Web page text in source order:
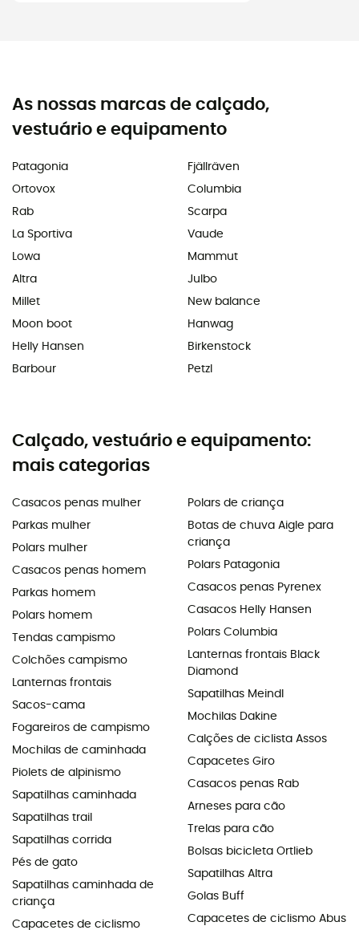
As nossas marcas de calçado,
vestuário e equipamento
Patagonia
Ortovox
Rab
La Sportiva
Lowa
Altra
Millet
Moon boot
Helly Hansen
Barbour
Fjällräven
Columbia
Scarpa
Vaude
Mammut
Julbo
New balance
Hanwag
Birkenstock
Petzl
Calçado, vestuário e equipamento:
mais categorias
Casacos penas mulher
Parkas mulher
Polars mulher
Casacos penas homem
Parkas homem
Polars homem
Tendas campismo
Colchões campismo
Lanternas frontais
Sacos-cama
Fogareiros de campismo
Mochilas de caminhada
Piolets de alpinismo
Sapatilhas caminhada
Sapatilhas trail
Sapatilhas corrida
Pés de gato
Sapatilhas caminhada de
criança
Capacetes de ciclismo
Polars de criança
Botas de chuva Aigle para
criança
Polars Patagonia
Casacos penas Pyrenex
Casacos Helly Hansen
Polars Columbia
Lanternas frontais Black
Diamond
Sapatilhas Meindl
Mochilas Dakine
Calções de ciclista Assos
Capacetes Giro
Casacos penas Rab
Arneses para cão
Trelas para cão
Bolsas bicicleta Ortlieb
Sapatilhas Altra
Golas Buff
Capacetes de ciclismo Abus